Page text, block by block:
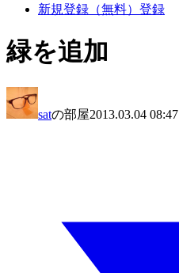
新規登録（無料） 登録
緑を追加
satの部屋2013.03.04 08:47